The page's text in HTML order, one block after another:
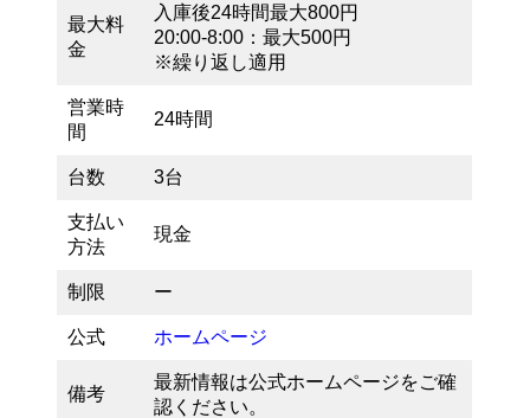
最大料
金
入庫後24時間最大800円
20:00-8:00：最大500円
※繰り返し適用
営業時
間
24時間
台数 3台
支払い
方法
現金
制限 ー
公式 ホームページ
備考
最新情報は公式ホームページをご確
認ください。